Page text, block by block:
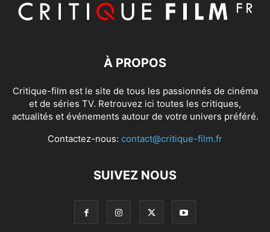
À PROPOS
Critique-film est le site de tous les passionnés de cinéma
et de séries TV. Retrouvez ici toutes les critiques,
actualités et événements autour de votre univers préféré.
Contactez-nous: contact@critique-film.fr
SUIVEZ NOUS